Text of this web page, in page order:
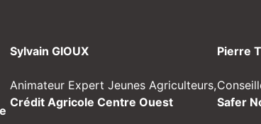
Sylvain GIOUX
Animateur Expert Jeunes Agriculteurs,
Crédit Agricole Centre Ouest
Pierre
Safer